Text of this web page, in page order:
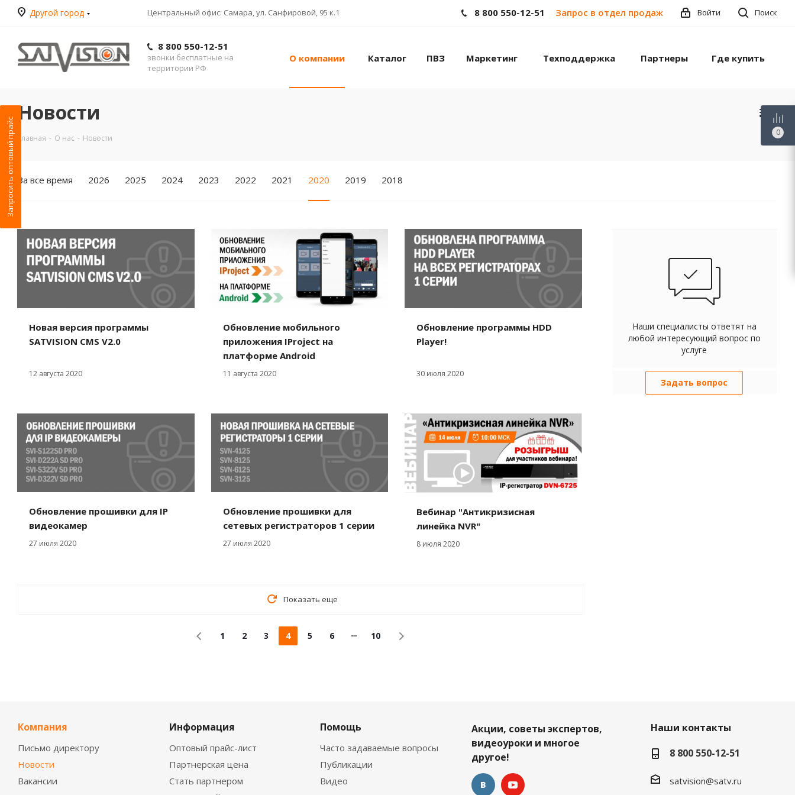
Другой город Центральный офис: Самара, ул. Санфировой, 95 к.1 Поиск
Войти
8 800 550-12-51 Запрос в отдел продаж
8 800 550-12-51
звонки бесплатные на
территории РФ
О компании Каталог ПВЗ Маркетинг Техподдержка Партнеры Где купить
Новости
Главная - О нас - Новости
За все время 2026 2025 2024 2023 2022 2021 2020 2019 2018
Новая версия программы
SATVISION CMS V2.0
12 августа 2020
Обновление мобильного
приложения IProject на
платформе Android
11 августа 2020
Обновление программы HDD
Player!
30 июля 2020
Обновление прошивки для IP
видеокамер
27 июля 2020
Обновление прошивки для
сетевых регистраторов 1 серии
27 июля 2020
Вебинар "Антикризисная
линейка NVR"
8 июля 2020
Показать еще
1 2 3 4 5 6 10
Наши специалисты ответят на
любой интересующий вопрос по
услуге
Задать вопрос
Компания
Письмо директору
Новости
Вакансии
Информация
Оптовый прайс-лист
Партнерская цена
Стать партнером
Помощь
Часто задаваемые вопросы
Публикации
Видео
Акции, советы экспертов,
видеоуроки и многое
другое!
Наши контакты
8 800 550-12-51
satvision@satv.ru
Запросить оптовый прайс 0